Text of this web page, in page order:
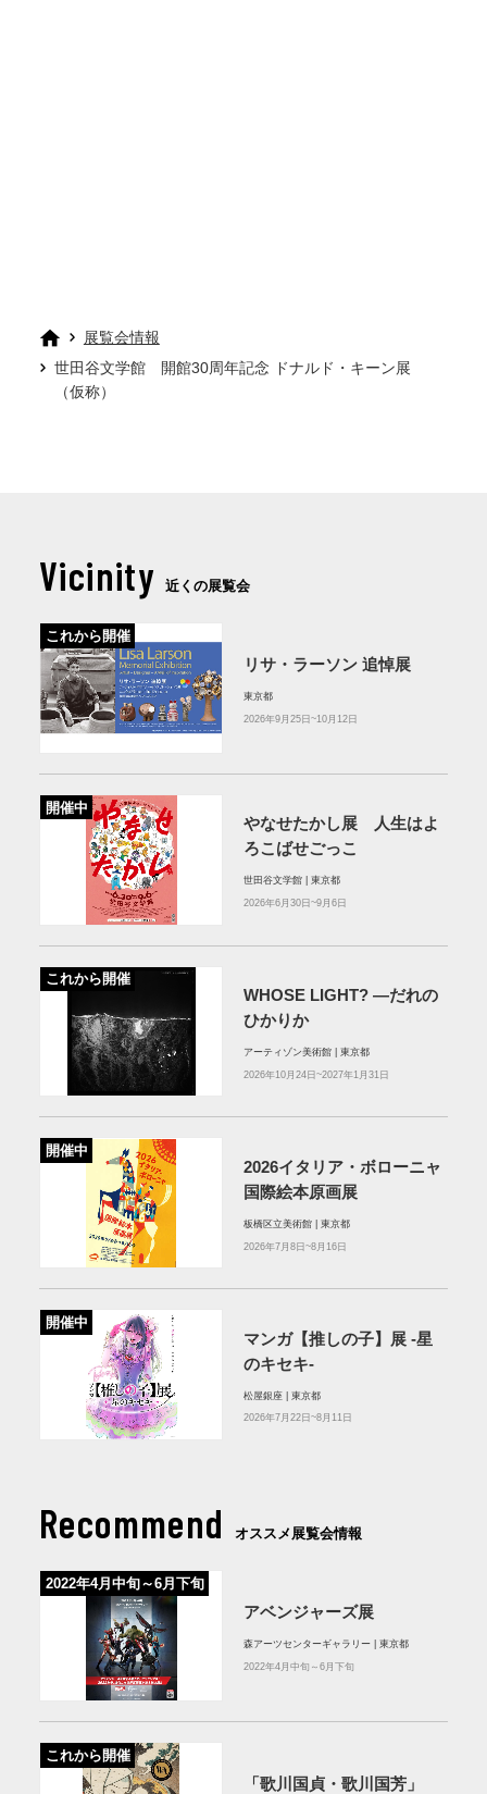
展覧会情報
世田谷文学館 開館30周年記念 ドナルド・キーン展
（仮称）
Vicinity 近くの展覧会
これから開催
リサ・ラーソン 追悼展
東京都
2026年9月25日~10月12日
開催中
やなせたかし展 人生はよ
ろこばせごっこ
世田谷文学館 | 東京都
2026年6月30日~9月6日
これから開催
WHOSE LIGHT? —だれの
ひかりか
アーティゾン美術館 | 東京都
2026年10月24日~2027年1月31日
開催中
2026イタリア・ボローニャ
国際絵本原画展
板橋区立美術館 | 東京都
2026年7月8日~8月16日
開催中
マンガ【推しの子】展 -星
のキセキ-
松屋銀座 | 東京都
2026年7月22日~8月11日
Recommend オススメ展覧会情報
2022年4月中旬～6月下旬
アベンジャーズ展
森アーツセンターギャラリー | 東京都
2022年4月中旬～6月下旬
これから開催
「歌川国貞・歌川国芳」